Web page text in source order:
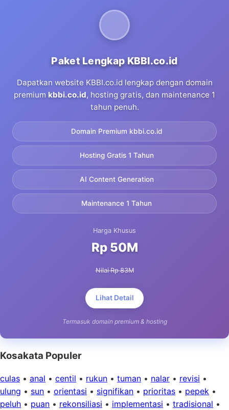
Paket Lengkap KBBI.co.id
Dapatkan website KBBI.co.id lengkap dengan domain
premium kbbi.co.id, hosting gratis, dan maintenance 1
tahun penuh.
Domain Premium kbbi.co.id
Hosting Gratis 1 Tahun
AI Content Generation
Maintenance 1 Tahun
Harga Khusus
Rp 50M
Nilai Rp 83M
Lihat Detail
Termasuk domain premium & hosting
Kosakata Populer
culas • anal • centil • rukun • tuman • nalar • revisi •
ulung • sun • orientasi • signifikan • prioritas • pepek •
peluh • puan • rekonsiliasi • implementasi • tradisional •